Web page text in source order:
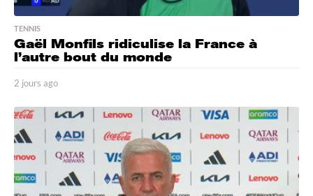
TENNIS
Gaël Monfils ridiculise la France à
l’autre bout du monde
2 jours ago
o
u
r
s
a
o